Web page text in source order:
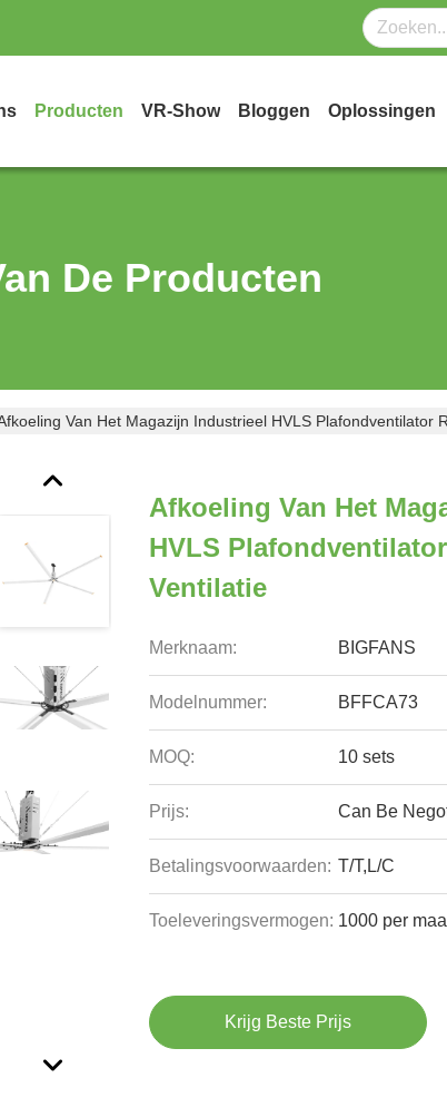
Producten VR-Show Bloggen Oplossingen
De Producten
Van Het Magazijn Industrieel HVLS Plafondventilator
Afkoeling Van Het
HVLS
Ventilatie
Merknaam: BIGFANS
Modelnummer: BFFCA73
MOQ: 10 sets
Prijs: Can Be
Betalingsvoorwaarden: T/T,L/C
Toeleveringsvermogen: 1000 per
Krijg Beste Prijs